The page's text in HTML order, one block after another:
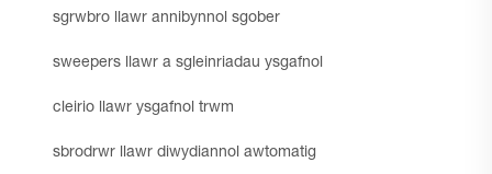
sgrwbro llawr annibynnol sgober
sweepers llawr a sgleinriadau ysgafnol
cleirio llawr ysgafnol trwm
sbrodrwr llawr diwydiannol awtomatig